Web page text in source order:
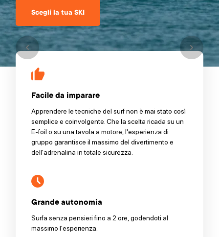
Scegli la tua SKI
Facile da imparare
Apprendere le tecniche del surf non è mai stato così
semplice e coinvolgente. Che la scelta ricada su un
E-foil o su una tavola a motore, l'esperienza di
gruppo garantisce il massimo del divertimento e
dell'adrenalina in totale sicurezza.
Grande autonomia
Surfa senza pensieri fino a 2 ore, godendoti al
massimo l'esperienza.